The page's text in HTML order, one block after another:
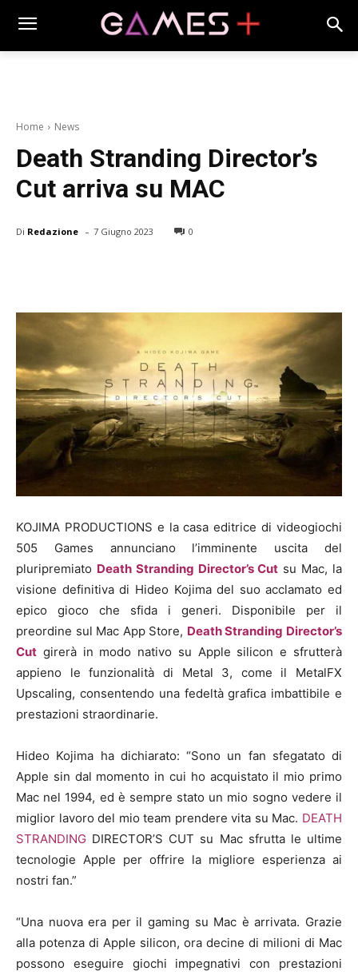
Home News
Death Stranding Director’s
Cut arriva su MAC
Di Redazione - 7 Giugno 2023 0
KOJIMA PRODUCTIONS e la casa editrice di videogiochi
505 Games annunciano l’imminente uscita del
pluripremiato Death Stranding Director’s Cut su Mac, la
visione definitiva di Hideo Kojima del suo acclamato ed
epico gioco che sfida i generi. Disponibile per il
preordine sul Mac App Store, Death Stranding Director’s
Cut girerà in modo nativo su Apple silicon e sfrutterà
appieno le funzionalità di Metal 3, come il MetalFX
Upscaling, consentendo una fedeltà grafica imbattibile e
prestazioni straordinarie.
Hideo Kojima ha dichiarato: “Sono un fan sfegatato di
Apple sin dal momento in cui ho acquistato il mio primo
Mac nel 1994, ed è sempre stato un mio sogno vedere il
miglior lavoro del mio team prendere vita su Mac. DEATH
STRANDING DIRECTOR’S CUT su Mac sfrutta le ultime
tecnologie Apple per offrire la migliore esperienza ai
nostri fan.”
“Una nuova era per il gaming su Mac è arrivata. Grazie
alla potenza di Apple silicon, ora decine di milioni di Mac
possono eseguire giochi impegnativi con prestazioni